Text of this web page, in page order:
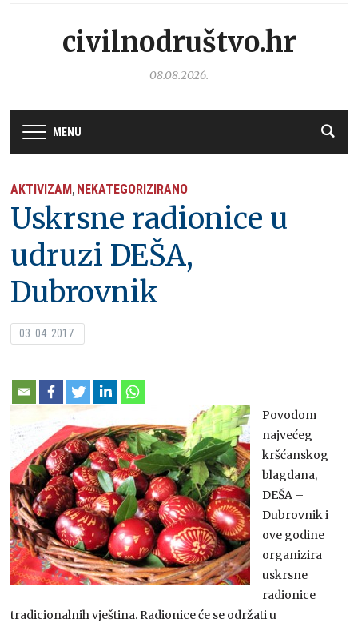
civilnodruštvo.hr
08.08.2026.
MENU
AKTIVIZAM, NEKATEGORIZIRANO
Uskrsne radionice u
udruzi DEŠA,
Dubrovnik
03. 04. 2017.
Povodom
najvećeg
kršćanskog
blagdana,
DEŠA –
Dubrovnik i
ove godine
organizira
uskrsne
radionice
tradicionalnih vještina. Radionice će se održati u